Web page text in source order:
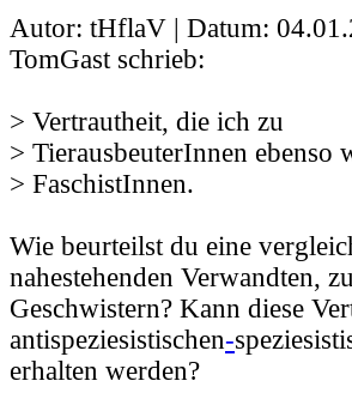
Autor: tHflaV | Datum:
TomGast schrieb:
> Vertrautheit, die ich zu
> TierausbeuterInnen ebenso
> FaschistInnen.
Wie beurteilst du eine
nahestehenden Verwandten,
Geschwistern? Kann diese
antispeziesistischen-
erhalten werden?